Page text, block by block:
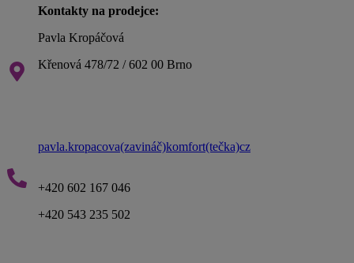
Kontakty na prodejce:
Pavla Kropáčová
Křenová 478/72 / 602 00 Brno
pavla.kropacova(zavináč)komfort(tečka)cz
+420 602 167 046
+420 543 235 502